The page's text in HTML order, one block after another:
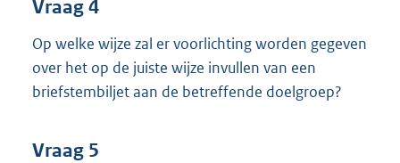
Vraag 4
Op welke wijze zal er voorlichting worden gegeven
over het op de juiste wijze invullen van een
briefstembiljet aan de betreffende doelgroep?
Vraag 5